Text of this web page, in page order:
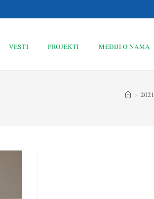
VESTI PROJEKTI MEDIJI O NAMA
> 2021